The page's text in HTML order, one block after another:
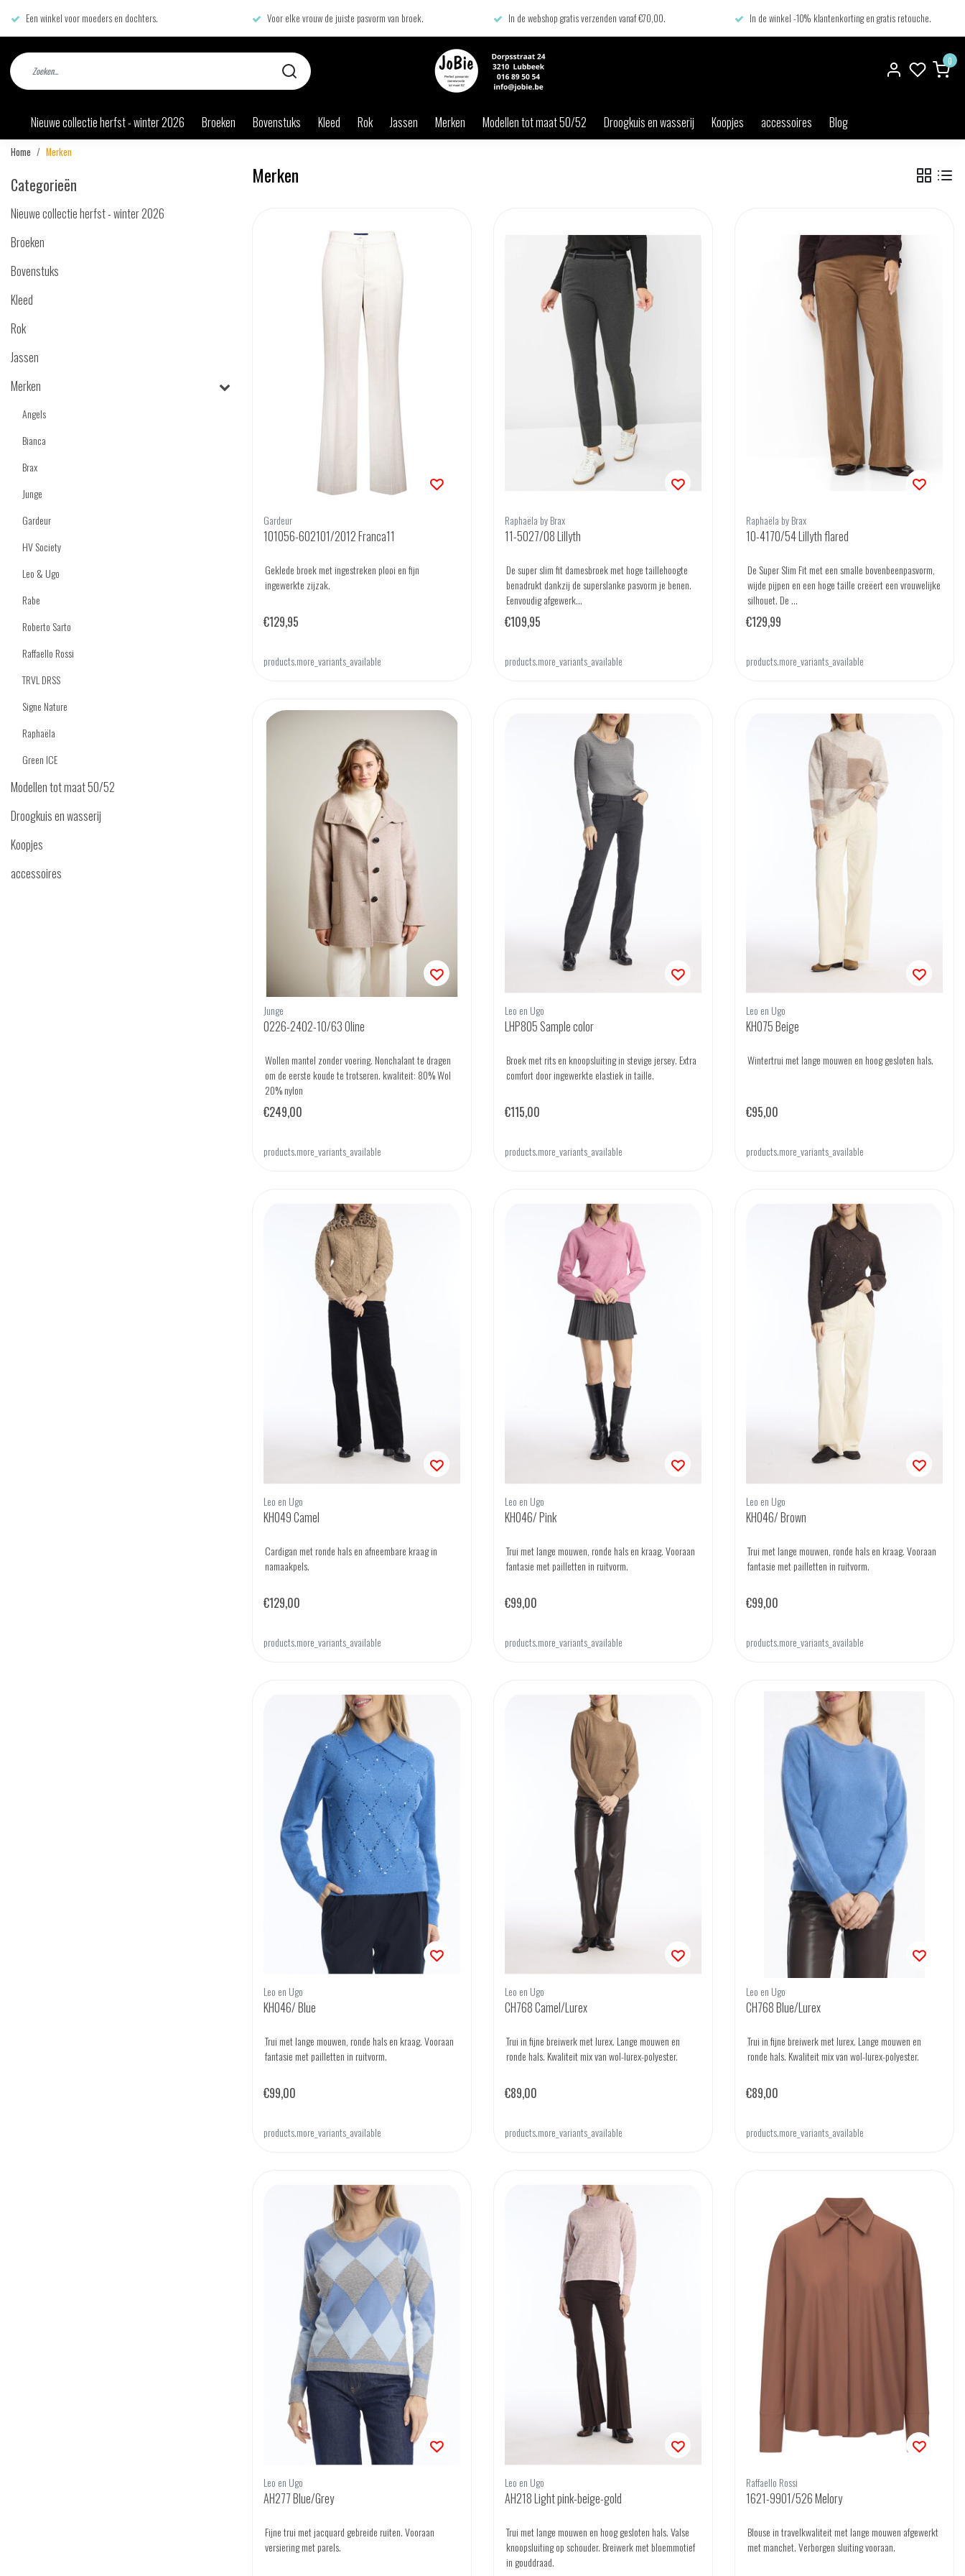
Een winkel voor moeders en dochters. Voor elke vrouw de juiste pasvorm van broek. In de webshop gratis verzenden vanaf €70,00. In de winkel -10% klantenkorting en gratis retouche.
0
Nieuwe collectie herfst - winter 2026 Broeken Bovenstuks Kleed Rok Jassen Merken Modellen tot maat 50/52 Droogkuis en wasserij Koopjes accessoires Blog
Home Merken
Categorieën
Nieuwe collectie herfst - winter 2026
Broeken
Bovenstuks
Kleed
Rok
Jassen
Merken
Angels
Bianca
Brax
Junge
Gardeur
HV Society
Leo & Ugo
Rabe
Roberto Sarto
Raffaello Rossi
TRVL DRSS
Signe Nature
Raphaëla
Green ICE
Modellen tot maat 50/52
Droogkuis en wasserij
Koopjes
accessoires
Merken
Gardeur
101056-602101/2012 Franca11
Geklede broek met ingestreken plooi en fijn
ingewerkte zijzak.
€129,95
products.more_variants_available
Raphaëla by Brax
11-5027/08 Lillyth
De super slim fit damesbroek met hoge taillehoogte
benadrukt dankzij de superslanke pasvorm je benen.
Eenvoudig afgewerk...
€109,95
products.more_variants_available
Raphaëla by Brax
10-4170/54 Lillyth flared
De Super Slim Fit met een smalle bovenbeenpasvorm,
wijde pijpen en een hoge taille creëert een vrouwelijke
silhouet. De ...
€129,99
products.more_variants_available
Junge
0226-2402-10/63 Oline
Wollen mantel zonder voering. Nonchalant te dragen
om de eerste koude te trotseren. kwaliteit: 80% Wol
20% nylon
€249,00
products.more_variants_available
Leo en Ugo
LHP805 Sample color
Broek met rits en knoopsluiting in stevige jersey. Extra
comfort door ingewerkte elastiek in taille.
€115,00
products.more_variants_available
Leo en Ugo
KH075 Beige
Wintertrui met lange mouwen en hoog gesloten hals.
€95,00
products.more_variants_available
Leo en Ugo
KH049 Camel
Cardigan met ronde hals en afneembare kraag in
namaakpels.
€129,00
products.more_variants_available
Leo en Ugo
KH046/ Pink
Trui met lange mouwen, ronde hals en kraag. Vooraan
fantasie met pailletten in ruitvorm.
€99,00
products.more_variants_available
Leo en Ugo
KH046/ Brown
Trui met lange mouwen, ronde hals en kraag. Vooraan
fantasie met pailletten in ruitvorm.
€99,00
products.more_variants_available
Leo en Ugo
KH046/ Blue
Trui met lange mouwen, ronde hals en kraag. Vooraan
fantasie met pailletten in ruitvorm.
€99,00
products.more_variants_available
Leo en Ugo
CH768 Camel/Lurex
Trui in fijne breiwerk met lurex. Lange mouwen en
ronde hals. Kwaliteit mix van wol-lurex-polyester.
€89,00
products.more_variants_available
Leo en Ugo
CH768 Blue/Lurex
Trui in fijne breiwerk met lurex. Lange mouwen en
ronde hals. Kwaliteit mix van wol-lurex-polyester.
€89,00
products.more_variants_available
Leo en Ugo
AH277 Blue/Grey
Fijne trui met jacquard gebreide ruiten. Vooraan
versiering met parels.
Leo en Ugo
AH218 Light pink-beige-gold
Trui met lange mouwen en hoog gesloten hals. Valse
knoopsluiting op schouder. Breiwerk met bloemmotief
in gouddraad.
Raffaello Rossi
1621-9901/526 Melory
Blouse in travelkwaliteit met lange mouwen afgewerkt
met manchet. Verborgen sluiting vooraan.